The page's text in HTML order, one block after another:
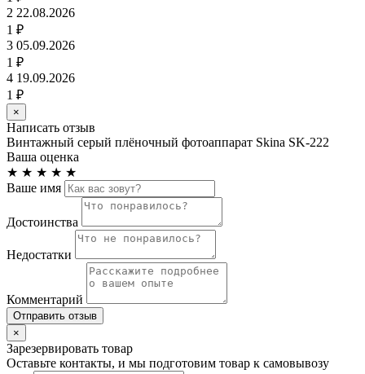
2 22.08.2026
1 ₽
3 05.09.2026
1 ₽
4 19.09.2026
1 ₽
×
Написать отзыв
Винтажный серый плёночный фотоаппарат Skina SK-222
Ваша оценка
★ ★ ★ ★ ★
Ваше имя
Достоинства
Недостатки
Комментарий
Отправить отзыв
×
Зарезервировать товар
Оставьте контакты, и мы подготовим товар к самовывозу